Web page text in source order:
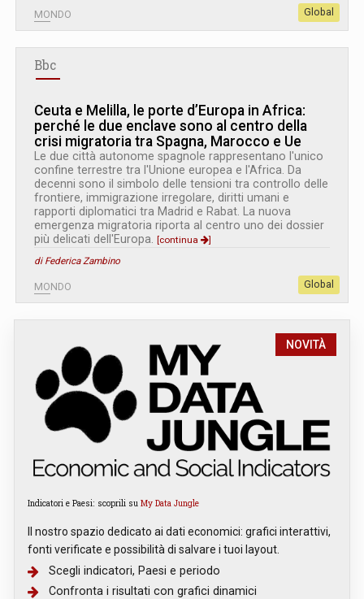
MONDO Global
Bbc
Ceuta e Melilla, le porte d’Europa in Africa:
perché le due enclave sono al centro della
crisi migratoria tra Spagna, Marocco e Ue
Le due città autonome spagnole rappresentano l'unico
confine terrestre tra l'Unione europea e l'Africa. Da
decenni sono il simbolo delle tensioni tra controllo delle
frontiere, immigrazione irregolare, diritti umani e
rapporti diplomatici tra Madrid e Rabat. La nuova
emergenza migratoria riporta al centro uno dei dossier
più delicati dell'Europa. [continua
]
di Federica Zambino
MONDO Global
NOVITÀ
Indicatori e Paesi: scoprili su My Data Jungle
Il nostro spazio dedicato ai dati economici: grafici interattivi,
fonti verificate e possibilità di salvare i tuoi layout.
Scegli indicatori, Paesi e periodo
Confronta i risultati con grafici dinamici